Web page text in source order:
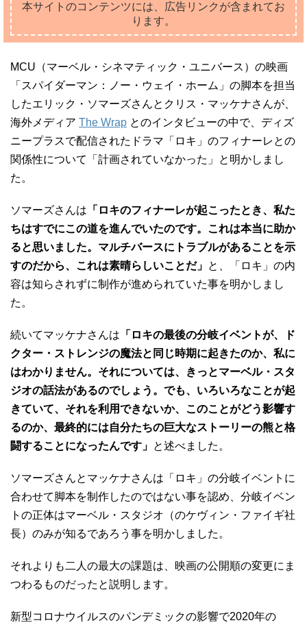
本サイトのコンテンツには、広告リンクが含まれてお
ります。
MCU（マーベル・シネマティック・ユニバース）の映画
「スパイダーマン：ノー・ウェイ・ホーム」の脚本を担当
したエリック・ソマーズさんとクリス・マッケナさんが、
海外メディア The Wrap とのインタビューの中で、ディズ
ニープラスで配信されたドラマ「ロキ」のフィナーレとの
関係性について「計画されていなかった」と明かしまし
た。
ソマーズさんは 「ロキのフィナーレが起こったとき、私た
ちはすでにこの道を進んでいたのです。これは本当に助か
ると思いました。マルチバースにトラブルがあることを示
すのだから、これは素晴らしいことだ」
と、「ロキ」の内
容は知らされずに制作が進められていた事を明かしまし
た。
続いてマッケナさんは 「ロキの最後の分岐イベントが、ド
クター・ストレンジの魔法と同じ時期に起きたのか、私に
はわかりません。それについては、きっとマーベル・スタ
ジオの話法があるのでしょう。でも、いろいろなことが起
きていて、それを利用できないか、このことがどう影響す
るのか、最終的には自分たちの巨大なストーリーの熊と格
闘することになったんです」
と述べました。
ソマーズさんとマッケナさんは「ロキ」の分岐イベントに
合わせて脚本を制作したのではない事を認め、分岐イベン
トの正体はマーベル・スタジオ（のケヴィン・ファイギ社
長）のみが知るであろう事を明かしました。
それよりも二人の最大の課題は、映画の公開順の変更にま
つわるものだったと説明します。
新型コロナウイルスのパンデミックの影響で2020年の